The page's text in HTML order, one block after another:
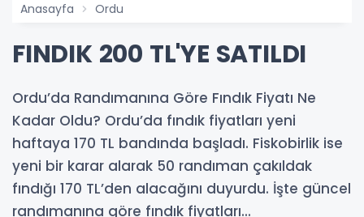
Anasayfa Ordu
FINDIK 200 TL'YE SATILDI
Ordu’da Randımanına Göre Fındık Fiyatı Ne
Kadar Oldu? Ordu’da fındık fiyatları yeni
haftaya 170 TL bandında başladı. Fiskobirlik ise
yeni bir karar alarak 50 randıman çakıldak
fındığı 170 TL’den alacağını duyurdu. İşte güncel
randımanına göre fındık fiyatları...